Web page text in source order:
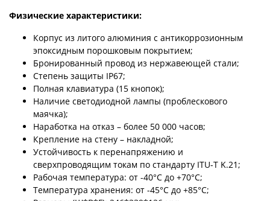
Физические характеристики:
Корпус из литого алюминия с антикоррозионным
эпоксидным порошковым покрытием;
Бронированный провод из нержавеющей стали;
Степень защиты IP67;
Полная клавиатура (15 кнопок);
Наличие светодиодной лампы (проблескового
маячка);
Наработка на отказ – более 50 000 часов;
Крепление на стену – накладной;
Устойчивость к перенапряжению и
сверхпроводящим токам по стандарту ITU-T K.21;
Рабочая температура: от -40°C до +70°C;
Температура хранения: от -45°C до +85°C;